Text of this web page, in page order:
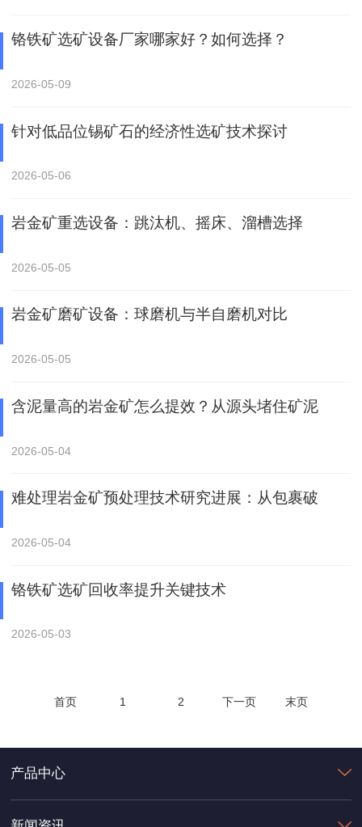
铬铁矿选矿设备厂家哪家好？如何选择？
2026-05-09
针对低品位锡矿石的经济性选矿技术探讨
2026-05-06
岩金矿重选设备：跳汰机、摇床、溜槽选择
2026-05-05
岩金矿磨矿设备：球磨机与半自磨机对比
2026-05-05
含泥量高的岩金矿怎么提效？从源头堵住矿泥
2026-05-04
难处理岩金矿预处理技术研究进展：从包裹破
2026-05-04
铬铁矿选矿回收率提升关键技术
2026-05-03
首页 1 2 下一页 末页
产品中心